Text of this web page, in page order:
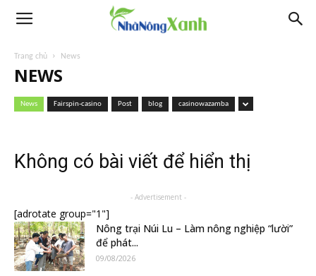
Trang chủ News
NEWS
News Fairspin-casino Post blog casinowazamba
Không có bài viết để hiển thị
- Advertisement -
[adrotate group="1"]
Nông trại Núi Lu – Làm nông nghiệp “lười”
để phát...
09/08/2026